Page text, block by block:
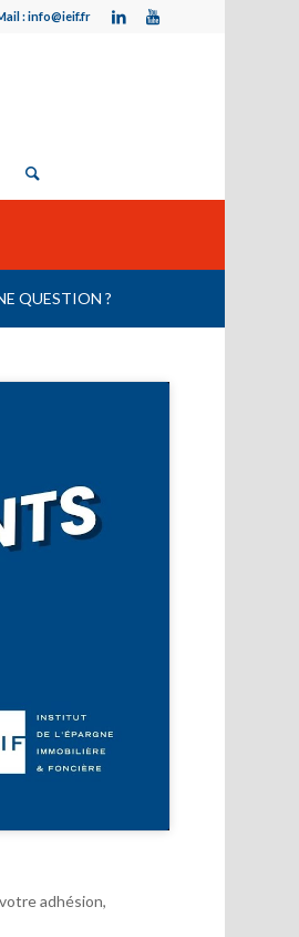
: info@ieif.fr
QUESTION ?
adhésion,